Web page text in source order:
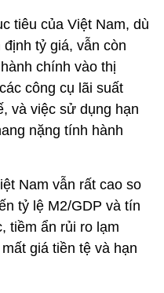
tiêu của Việt Nam, dù
tỷ giá, vẫn còn
chính vào thị
công cụ lãi suất
và việc sử dụng hạn
nặng tính hành
Nam vẫn rất cao so
tỷ lệ M2/GDP và tín
tiềm ẩn rủi ro lạm
giá tiền tệ và hạn